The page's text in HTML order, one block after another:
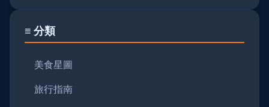
≡ 分類
美食星圖
旅行指南